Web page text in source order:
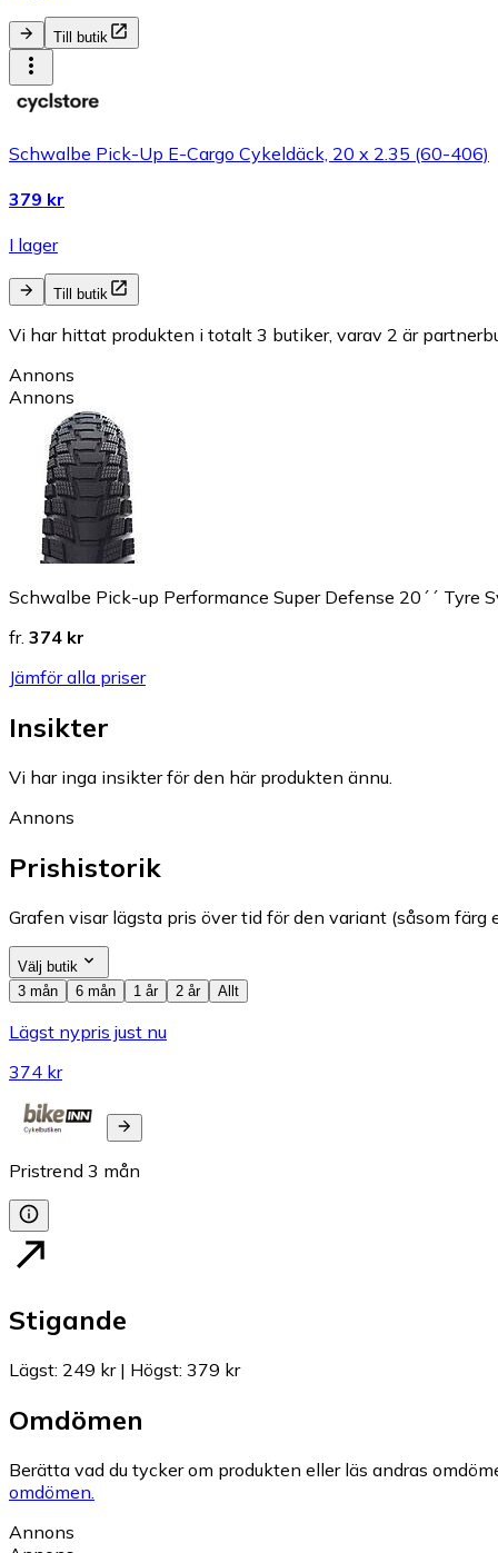
Till butik
Schwalbe Pick-Up E-Cargo Cykeldäck, 20 x 2.35 (60-406)
379 kr
I lager
Till butik
Vi har hittat produkten i totalt 3 butiker, varav 2 är
Annons
Annons
Schwalbe Pick-up Performance Super Defense 20´´ Tyre
fr. 374 kr
Jämför alla priser
Insikter
Vi har inga insikter för den här produkten ännu.
Annons
Prishistorik
Grafen visar lägsta pris över tid för den variant (såsom
Välj butik
3 mån
6 mån 1 år 2 år Allt
Lägst nypris just nu
374 kr
Pristrend 3 mån
Stigande
Lägst: 249 kr| Högst: 379 kr
Omdömen
Berätta vad du tycker om produkten eller läs andras
omdömen.
Annons